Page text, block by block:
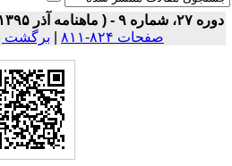
شماره ۹ - ( ماهنامه آذر ۱۳۹۵ )
صفحات ۸۲۴-۸۱۱
| برگشت